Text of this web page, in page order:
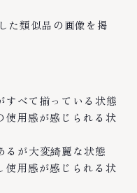
た類似品の画像を掲
べて揃っている状態
用感が感じられる状
が大変綺麗な状態
用感が感じられる状